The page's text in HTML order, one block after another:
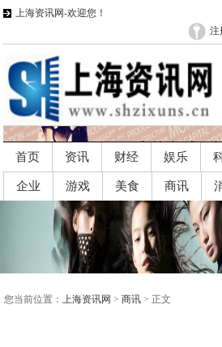
上海资讯网-欢迎您！
注
首页 资讯 财经 娱乐
企业 游戏 美食 商讯
您当前位置： 上海资讯网 > 商讯 > 正文